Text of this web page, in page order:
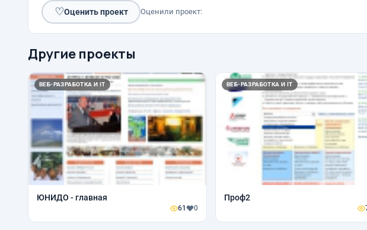
♡Оценить проект Оценили проект:
Другие проекты
ВЕБ-РАЗРАБОТКА И IT
ЮНИДО - главная
61 0
ВЕБ-РАЗРАБОТКА И IT
Проф2